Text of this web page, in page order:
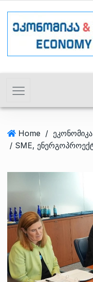
Home / ეკონომიკა